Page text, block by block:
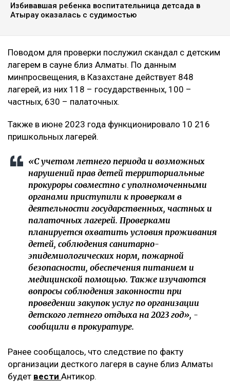
Избивавшая ребенка воспитательница детсада в
Атырау оказалась с судимостью
Поводом для проверки послужил скандал с детским
лагерем в сауне близ Алматы. По данным
минпросвещения, в Казахстане действует 848
лагерей, из них 118 – государственных, 100 –
частных, 630 – палаточных.
Также в июне 2023 года функционировало 10 216
пришкольных лагерей.
«С учетом летнего периода и возможных
нарушений прав детей территориальные
прокуроры совместно с уполномоченными
органами приступили к проверкам в
деятельности государственных, частных и
палаточных лагерей. Проверками
планируется охватить условия проживания
детей, соблюдения санитарно-
эпидемиологических норм, пожарной
безопасности, обеспечения питанием и
медицинской помощью. Также изучаются
вопросы соблюдения законности при
проведении закупок услуг по организации
детского летнего отдыха на 2023 год», -
сообщили в прокуратуре.
Ранее сообщалось, что следствие по факту
организации десткого лагеря в сауне близ Алматы
будет вести Антикор.